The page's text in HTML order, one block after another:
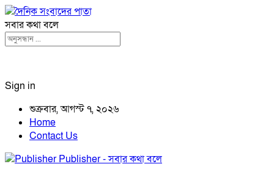
সবার কথা বলে
Sign in
শুক্রবার, আগস্ট ৭, ২০২৬
Home
Contact Us
Publisher - সবার কথা বলে